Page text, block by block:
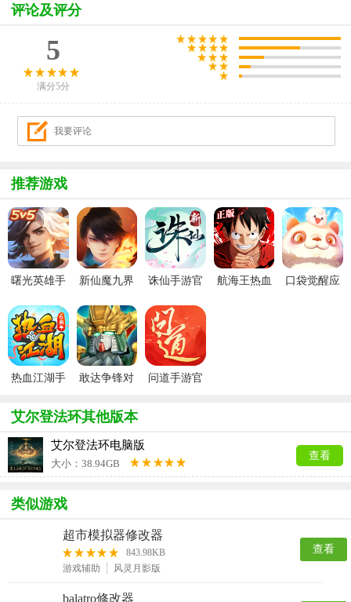
评论及评分
5
满分5分
推荐游戏
曙光英雄手
版
新仙魔九界
方正版
诛仙手游官
航海王热血
口袋觉醒应
热血江湖手
敢达争锋对
问道手游官
艾尔登法环其他版本
艾尔登法环电脑版
大小：38.94GB
查看
类似游戏
超市模拟器修改器
843.98KB
游戏辅助
风灵月影版
查看
balatro修改器